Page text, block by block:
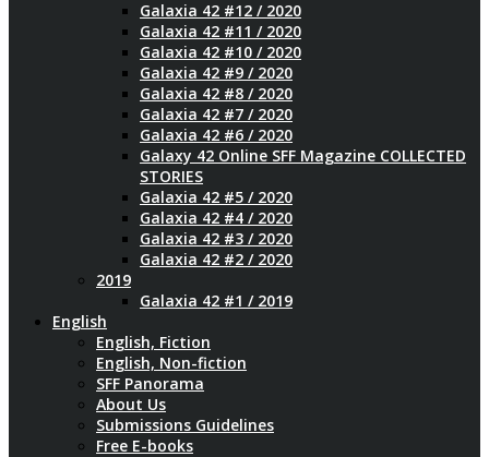
Galaxia 42 #12 / 2020
Galaxia 42 #11 / 2020
Galaxia 42 #10 / 2020
Galaxia 42 #9 / 2020
Galaxia 42 #8 / 2020
Galaxia 42 #7 / 2020
Galaxia 42 #6 / 2020
Galaxy 42 Online SFF Magazine COLLECTED
STORIES
Galaxia 42 #5 / 2020
Galaxia 42 #4 / 2020
Galaxia 42 #3 / 2020
Galaxia 42 #2 / 2020
2019
Galaxia 42 #1 / 2019
English
English, Fiction
English, Non-fiction
SFF Panorama
About Us
Submissions Guidelines
Free E-books